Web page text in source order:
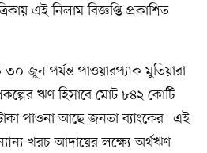
এই নিলাম বিজ্ঞপ্তি প্রকাশিত
জুন পর্যন্ত পাওয়ারপ্যাক মুতিয়ারা
ঋণ হিসাবে মোট ৮৪২ কোটি
পাওনা আছে জনতা ব্যাংকের। এই
খরচ আদায়ের লক্ষ্যে অর্থঋণ